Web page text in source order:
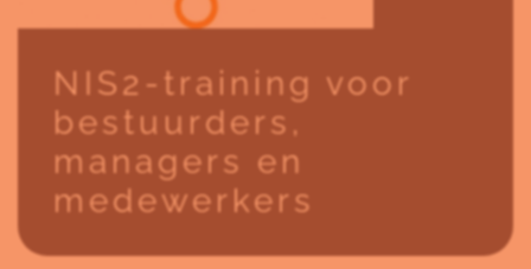
NIS2-training voor
bestuurders,
managers en
medewerkers